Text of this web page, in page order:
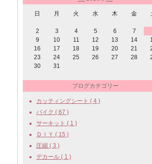
日 月 火 水 木 金
2
3 4 5 6 7
9
10 11 12 13 14
16
17 18 19 20 21
23
24 25 26 27 28
30
31
ブログカテゴリー
カッティングシート ( 4 )
バイク ( 67 )
サーキット ( 1 )
ＤＩＹ ( 15 )
圧縮 ( 3 )
デカール ( 1 )